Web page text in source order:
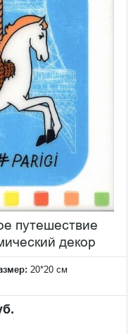
путешествие
декор
20*20 см